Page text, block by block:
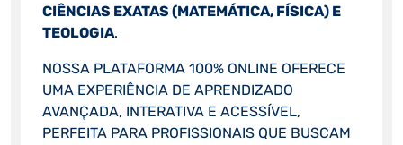
CIÊNCIAS EXATAS (MATEMÁTICA, FÍSICA) E
TEOLOGIA.
NOSSA PLATAFORMA 100% ONLINE OFERECE
UMA EXPERIÊNCIA DE APRENDIZADO
AVANÇADA, INTERATIVA E ACESSÍVEL,
PERFEITA PARA PROFISSIONAIS QUE BUSCAM